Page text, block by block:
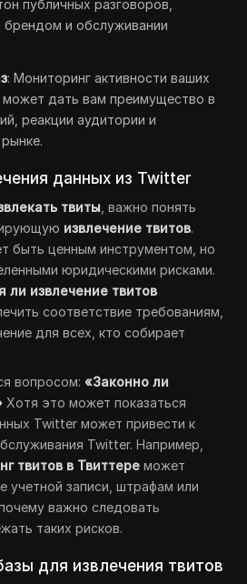
публичных разговоров,
брендом и обслуживании
: Мониторинг активности ваших
может дать вам преимущество в
реакции аудитории и
данных из Twitter
твиты , важно понять
извлечение твитов.
быть ценным инструментом, но
юридическими рисками.
ли извлечение твитов
соответствие требованиям,
для всех, кто собирает
вопросом:«Законно ли
Хотя это может показаться
Twitter может привести к
Twitter. Например,
твитов в Твиттере может
учетной записи, штрафам или
важно следовать
таких рисков.
для извлечения твитов